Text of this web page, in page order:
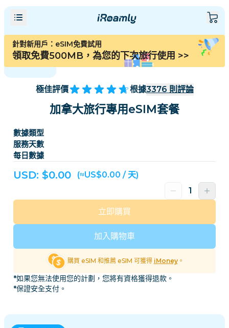
針對新用戶：eSIM免費試用
領取免費500MB，為您的下次旅行使用 >>
極佳評價 根據3376 則評論
加拿大旅行專用eSIM套餐
數據類型
服務天數
每日數據
USD: $0.00 (≈US$0.00 / 天)
加入購物車
立即購買
購買 eSIM 和推薦 eSIM 可獲得 iMoney。
*如果您無法使用您的計劃，您將有資格獲得退款。
*保證安全支付。